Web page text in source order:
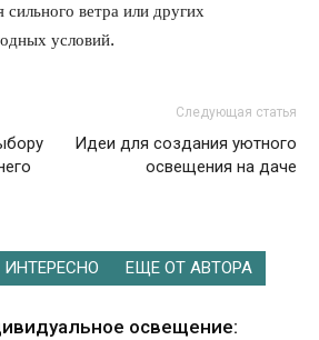
сильного ветра или других
условий.
Следующая статья
Идеи для создания уютного
освещения на даче
ЕЩЕ ОТ АВТОРА
освещение: